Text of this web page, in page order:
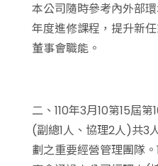
本公司隨時參考內外部
年度進修課程，提升新
董事會職能。
二、110年3月10第15屆
(副總1人、協理2人)共3
劃之重要經營管理團隊。